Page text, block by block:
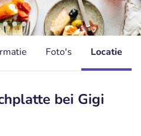
Foto's Locatie
bei Gigi